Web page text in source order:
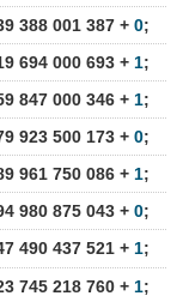
388 001 387 + 0;
694 000 693 + 1;
847 000 346 + 1;
923 500 173 + 0;
961 750 086 + 1;
980 875 043 + 0;
490 437 521 + 1;
745 218 760 + 1;